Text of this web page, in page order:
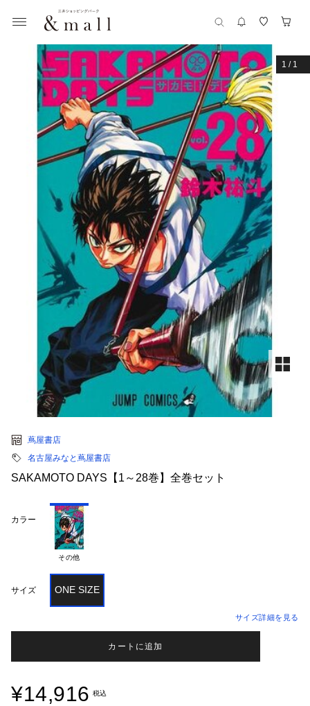
1 / 1
蔦屋書店
名古屋みなと蔦屋書店
SAKAMOTO DAYS【1～28巻】全巻セット
カラー
その他
サイズ ONE SIZE
サイズ詳細を見る
カートに追加
¥14,916 税込